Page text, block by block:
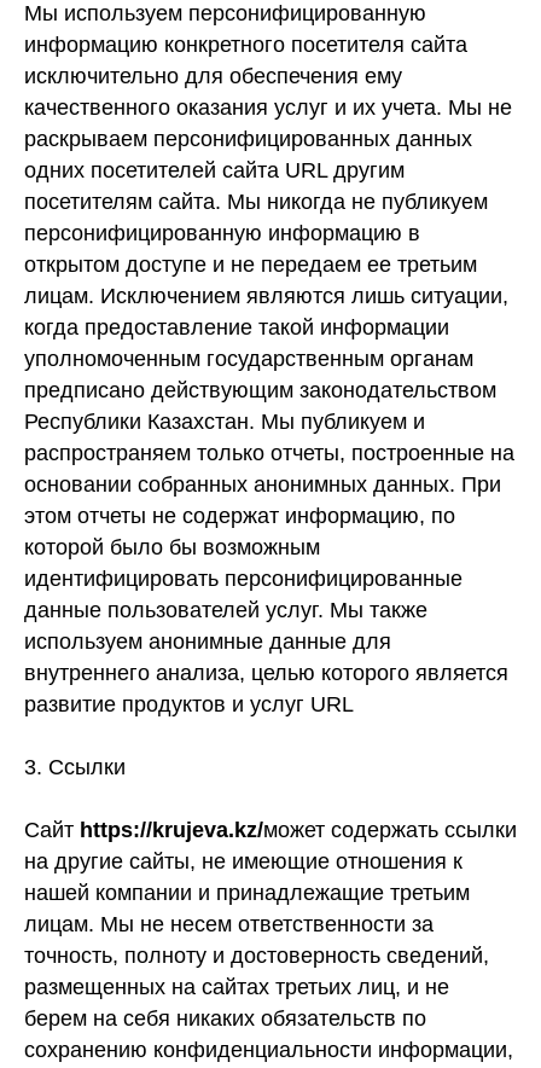
Мы используем персонифицированную
информацию конкретного посетителя сайта
исключительно для обеспечения ему
качественного оказания услуг и их учета. Мы не
раскрываем персонифицированных данных
одних посетителей сайта URL другим
посетителям сайта. Мы никогда не публикуем
персонифицированную информацию в
открытом доступе и не передаем ее третьим
лицам. Исключением являются лишь ситуации,
когда предоставление такой информации
уполномоченным государственным органам
предписано действующим законодательством
Республики Казахстан. Мы публикуем и
распространяем только отчеты, построенные на
основании собранных анонимных данных. При
этом отчеты не содержат информацию, по
которой было бы возможным
идентифицировать персонифицированные
данные пользователей услуг. Мы также
используем анонимные данные для
внутреннего анализа, целью которого является
развитие продуктов и услуг URL
3. Ссылки
Сайт https://krujeva.kz/может содержать ссылки
на другие сайты, не имеющие отношения к
нашей компании и принадлежащие третьим
лицам. Мы не несем ответственности за
точность, полноту и достоверность сведений,
размещенных на сайтах третьих лиц, и не
берем на себя никаких обязательств по
сохранению конфиденциальности информации,